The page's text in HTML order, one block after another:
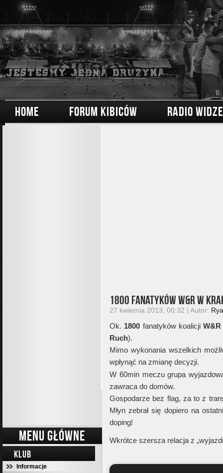
HOME FORUM KIBICÓW RADIO
MENU GŁÓWNE
KLUB
Informacje
1800 fanatyków W&R w
27 kwietnia 2013, 00:32 | Autor:
Ok. 1800 fanatyków koalicjiW&R
Ruch).
Mimo wykonania wszelkich
wpłynąć na zmianę decyzji.
W 60min meczu grupa
zawraca do domów.
Gospodarze bez flag, za to z
Młyn zebrał się dopiero na
doping!
Wkrótce szersza relacja z